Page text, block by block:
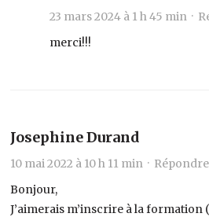
23 mars 2024 à 1 h 45 min ·
merci!!!
Josephine Durand
10 mai 2022 à 10 h 11 min · Répondre
Bonjour,
J’aimerais m’inscrire à la formation